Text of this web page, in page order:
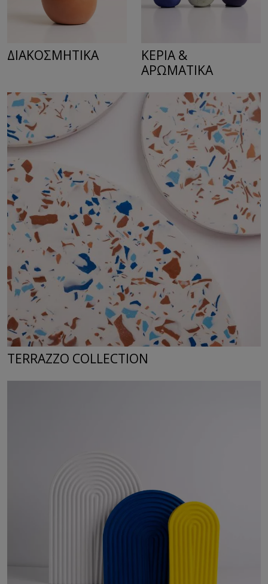
ΔΙΑΚΟΣΜΗΤΙΚA
ΚΕΡΙΑ &
ΑΡΩΜΑΤΙΚΑ
TERRAZZO COLLECTION